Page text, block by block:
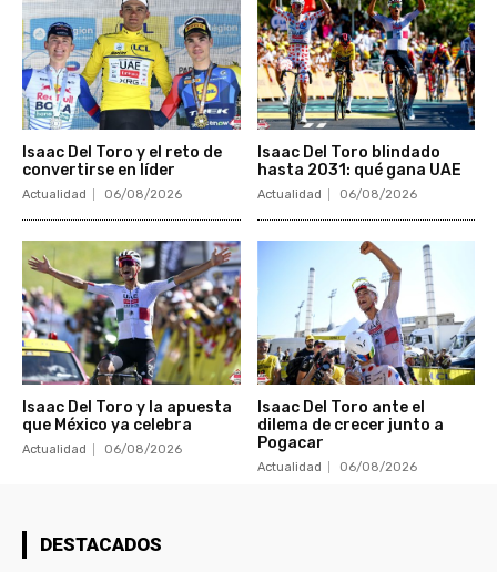
Isaac Del Toro y el reto de
convertirse en líder
Actualidad 06/08/2026
Isaac Del Toro blindado
hasta 2031: qué gana UAE
Actualidad 06/08/2026
Isaac Del Toro y la apuesta
que México ya celebra
Actualidad 06/08/2026
Isaac Del Toro ante el
dilema de crecer junto a
Pogacar
Actualidad 06/08/2026
DESTACADOS